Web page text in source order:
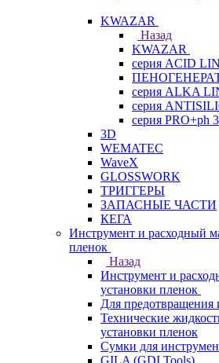
KWAZAR
Назад
KWAZAR
серия ACID
серия ALKA
серия
серия PRO+ph
3D
WEMATEC
WaveX
GLOSSWORK
ТРИГГЕРЫ
ЗАПАСНЫЕ ЧАСТИ
КЕГА
Инструмент и расходный
пленок
Назад
Инструмент и
установки пленок
Для предотвращения
Технические
установки пленок
Сумки для
GILA (GDI Tools)